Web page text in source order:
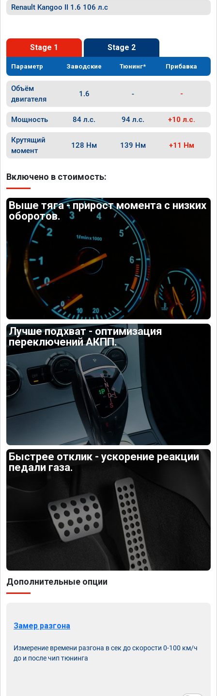
Renault Kangoo II 1.6 106 л.с
Stage 1 Stage 2
Параметр Заводские Тюнинг* Прибавка
Объём
двигателя
1.6 - -
Мощность 84 л.с. 94 л.с. +10 л.с.
Крутящий
момент
128 Нм 139 Нм +11 Нм
Включено в стоимость:
Выше тяга - прирост момента с низких
оборотов.
Лучше подхват - оптимизация
переключений АКПП.
Быстрее отклик - ускорение реакции
педали газа.
Дополнительные опции
Замер разгона
Измерение времени разгона в сек до скорости 0-100 км/ч
до и после чип тюнинга